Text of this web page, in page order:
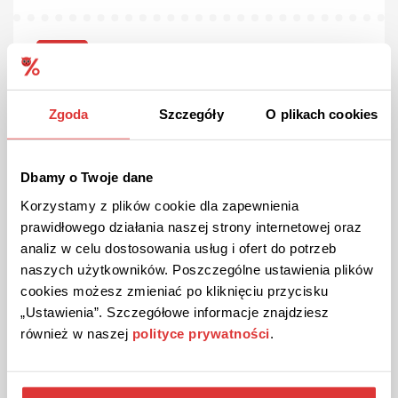
Zgoda Szczegóły O plikach cookies
Dbamy o Twoje dane
Korzystamy z plików cookie dla zapewnienia
prawidłowego działania naszej strony internetowej oraz
analiz w celu dostosowania usług i ofert do potrzeb
naszych użytkowników. Poszczególne ustawienia plików
cookies możesz zmieniać po kliknięciu przycisku
„Ustawienia”. Szczegółowe informacje znajdziesz
również w naszej polityce prywatności
Najnowsza kolekcja w Modne Szaty!
atrakcyjnych cenach. Sprawdź ofertę!
Kupon ważny do odwołania